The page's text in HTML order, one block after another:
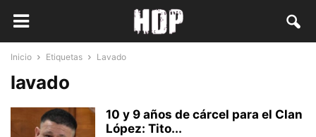
Inicio Etiquetas Lavado
lavado
10 y 9 años de cárcel para el Clan
López: Tito...